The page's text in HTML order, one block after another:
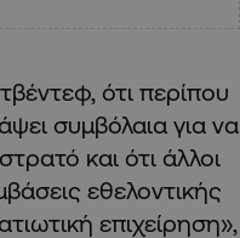
ότι περίπου
συμβόλαια για να
και ότι άλλοι
εθελοντικής
επιχείρηση»,